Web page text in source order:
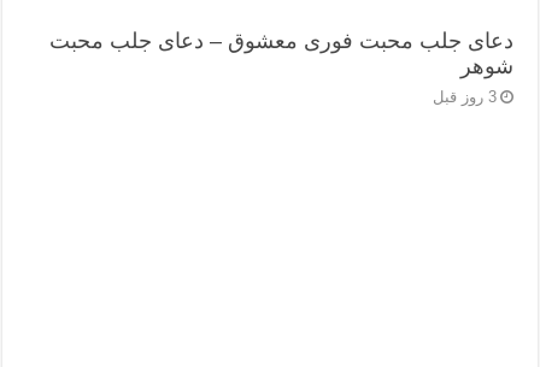
دعای جلب محبت فوری معشوق – دعای جلب محبت
شوهر
3 روز قبل